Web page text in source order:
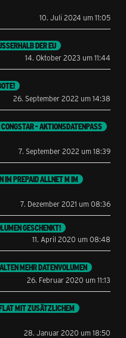
10. Juli 2024 um 11:05
DER EU
14. Oktober 2023 um 11:44
26. September 2022 um 14:38
- AKTIONSDATENPASS
7. September 2022 um 18:39
IM PREPAID ALLNET M IM
7. Dezember 2021 um 08:36
GESCHENKT!
11. April 2020 um 08:48
MEHR DATENVOLUMEN
26. Februar 2020 um 11:13
MIT ZUSÄTZLICHEM
28. Januar 2020 um 18:50